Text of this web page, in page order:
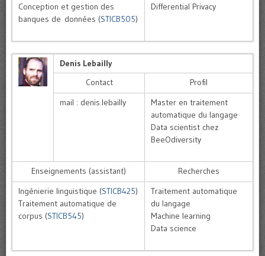
Conception et gestion des
banques de données (STICB505)
Differential Privacy
Denis Lebailly
Contact
Profil
mail : denis.lebailly
Master en traitement
automatique du langage
Data scientist chez
BeeOdiversity
Enseignements (assistant)
Recherches
Ingénierie linguistique (STICB425)
Traitement automatique de
corpus (STICB545)
Traitement automatique
du langage
Machine learning
Data science